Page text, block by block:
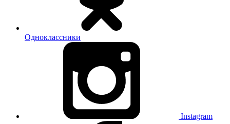
Одноклассники
Instagram